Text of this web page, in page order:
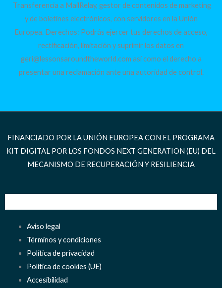
Transferencia a MailRelay, gestor de contenidos de marketing
y de boletines electrónicos, con servidores en la Unión
Europea. Derechos: Podrás ejercer tus derechos de acceso,
rectificación, limitación y suprimir los datos en
geri@lessonsaroundtheworld.com así como el derecho a
presentar una reclamación ante una autoridad de control.
FINANCIADO POR LA UNIÓN EUROPEA CON EL PROGRAMA
KIT DIGITAL POR LOS FONDOS NEXT GENERATION (EU) DEL
MECANISMO DE RECUPERACIÓN Y RESILIENCIA
Aviso legal
Términos y condiciones
Política de privacidad
Política de cookies (UE)
Accesibilidad